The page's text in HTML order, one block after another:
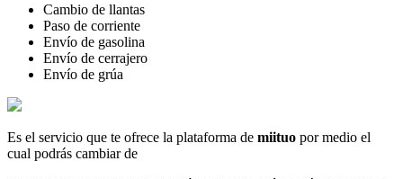
Cambio de llantas
Paso de corriente
Envío de gasolina
Envío de cerrajero
Envío de grúa
Es el servicio que te ofrece la plataforma de miituo por medio el
cual podrás cambiar de